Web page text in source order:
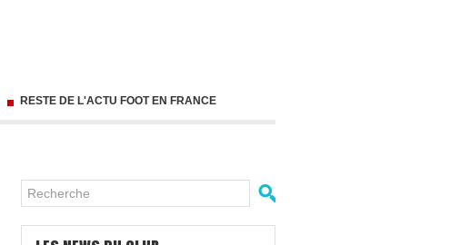
RESTE DE L'ACTU FOOT EN FRANCE